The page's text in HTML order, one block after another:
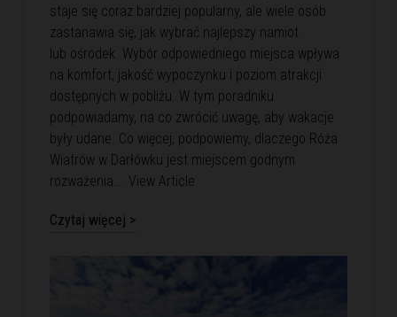
staje się coraz bardziej popularny, ale wiele osób
zastanawia się, jak wybrać najlepszy namiot
lub ośrodek. Wybór odpowiedniego miejsca wpływa
na komfort, jakość wypoczynku i poziom atrakcji
dostępnych w pobliżu. W tym poradniku
podpowiadamy, na co zwrócić uwagę, aby wakacje
były udane. Co więcej, podpowiemy, dlaczego Róża
Wiatrów w Darłówku jest miejscem godnym
rozważenia…. View Article
Czytaj więcej >